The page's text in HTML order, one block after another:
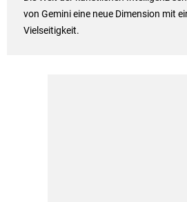
von Gemini eine neue Dimension mit
Vielseitigkeit.